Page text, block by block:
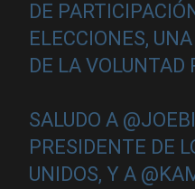
DE
ELECCIONES,
DE LA VOLUNTAD
SALUDO A
PRESIDENTE DE
UNIDOS, Y A